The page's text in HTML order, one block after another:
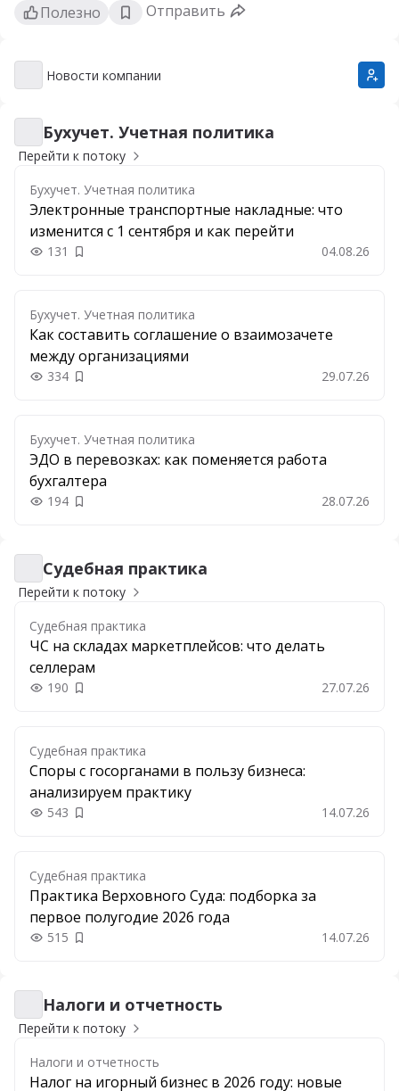
Полезно Отправить
Новости компании
Новости компании
Бухучет. Учетная политика
Бухучет. Учетная политика
Перейти к потоку
Бухучет. Учетная политика
Электронные транспортные накладные: что
изменится с 1 сентября и как перейти
131 Добавить в закладки 04.08.26
Бухучет. Учетная политика
Как составить соглашение о взаимозачете
между организациями
334 Добавить в закладки 29.07.26
Бухучет. Учетная политика
ЭДО в перевозках: как поменяется работа
бухгалтера
194 Добавить в закладки 28.07.26
Судебная практика
Судебная практика
Перейти к потоку
Судебная практика
ЧС на складах маркетплейсов: что делать
селлерам
190 Добавить в закладки 27.07.26
Судебная практика
Споры с госорганами в пользу бизнеса:
анализируем практику
543 Добавить в закладки 14.07.26
Судебная практика
Практика Верховного Суда: подборка за
первое полугодие 2026 года
515 Добавить в закладки 14.07.26
Налоги и отчетность
Налоги и отчетность
Перейти к потоку
Налоги и отчетность
Налог на игорный бизнес в 2026 году: новые